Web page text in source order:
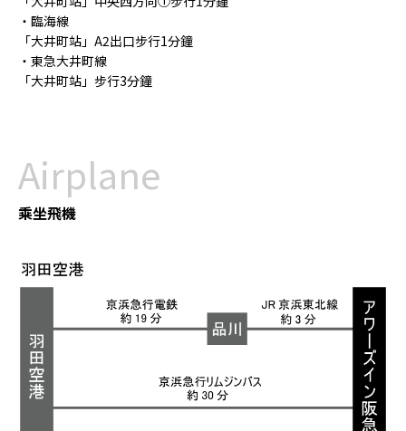
・臨海線
「大井町站」A2出口步行1分鐘
・東急大井町線
「大井町站」步行3分鐘
Airplane
乘坐飛機